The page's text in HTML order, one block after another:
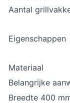
Aantal
Eigenschappen
Materiaal
Belangrijke
Breedte 400